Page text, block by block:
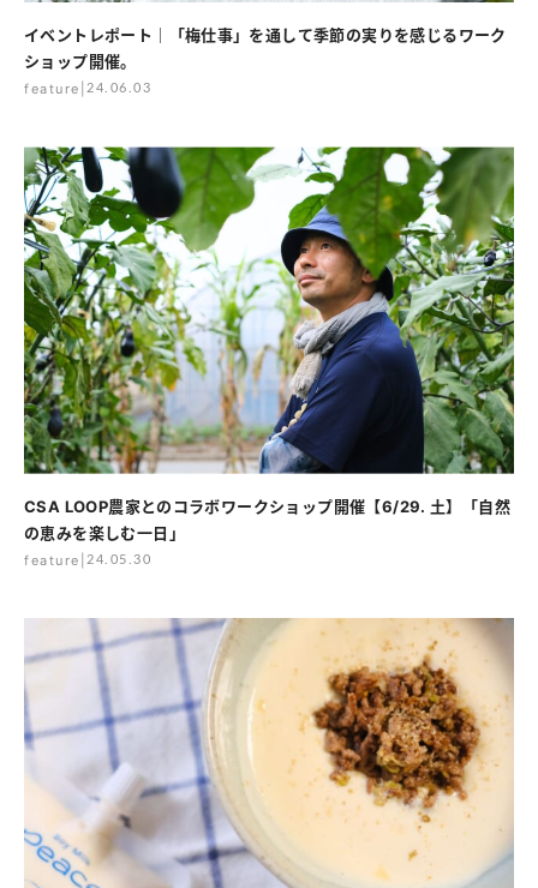
イベントレポート｜「梅仕事」を通して季節の実りを感じるワーク
ショップ開催。
feature 24.06.03
CSA LOOP農家とのコラボワークショップ開催【6/29. 土】「自然
の恵みを楽しむ一日」
feature 24.05.30